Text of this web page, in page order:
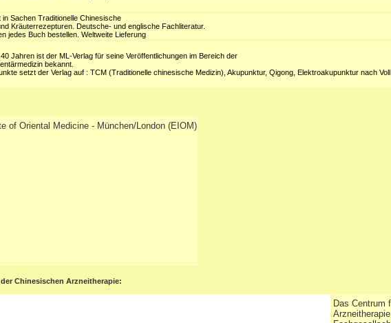
in Sachen Traditionelle Chinesische
Kräuterrezepturen. Deutsche- und englische Fachliteratur.
jedes Buch bestellen. Weltweite Lieferung
Jahren ist der ML-Verlag für seine Veröffentlichungen im Bereich der
bekannt.
setzt der Verlag auf : TCM (Traditionelle chinesische Medizin), Akupunktur, Qigong, Elektroakupunktur nach
of Oriental Medicine - München/London (EIOM)
Chinesischen Arzneitherapie:
Das Centrum